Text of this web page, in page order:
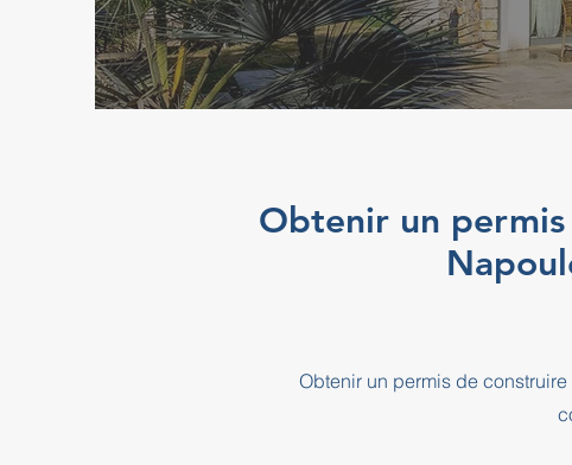
Obtenir un
Obtenir un permis de